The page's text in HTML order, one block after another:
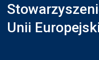
Unii